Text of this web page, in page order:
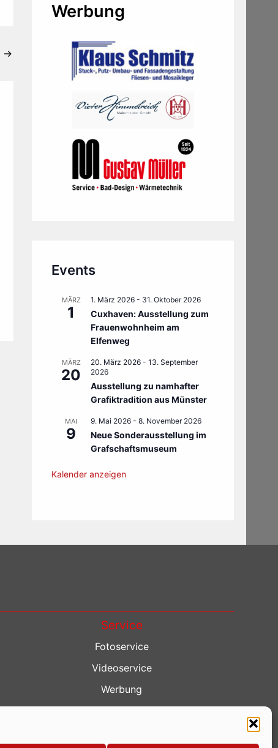
→
Werbung
Events
MÄRZ
1
1. März 2026 - 31. Oktober 2026
Cuxhaven: Ausstellung zum
Frauenwohnheim am
Elfenweg
MÄRZ
20
20. März 2026 - 13. September
2026
Ausstellung zu namhafter
Grafiktradition aus Münster
MAI
9
9. Mai 2026 - 8. November 2026
Neue Sonderausstellung im
Grafschaftsmuseum
Kalender anzeigen
Service
Fotoservice
Videoservice
Werbung